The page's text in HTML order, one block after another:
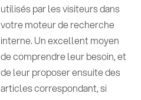
utilisés par les visiteurs dans
votre moteur de recherche
interne. Un excellent moyen
de comprendre leur besoin, et
de leur proposer ensuite des
articles correspondant, si